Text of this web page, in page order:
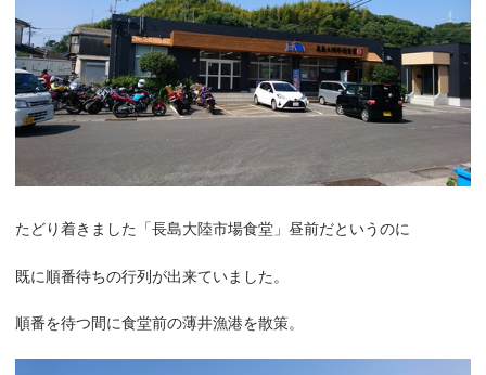
たどり着きました「長島大陸市場食堂」昼前だというのに
既に順番待ちの行列が出来ていました。
順番を待つ間に食堂前の薄井漁港を散策。